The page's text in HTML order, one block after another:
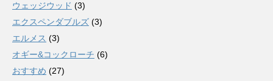
ウェッジウッド (3)
エクスペンダブルズ (3)
エルメス (3)
オギー&コックローチ (6)
おすすめ (27)